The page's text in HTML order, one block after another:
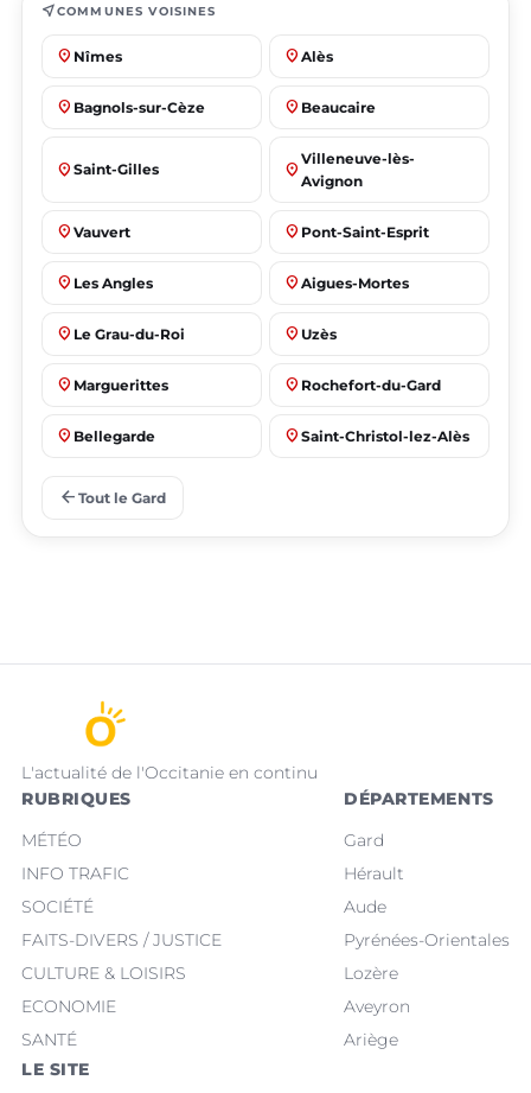
near_meCOMMUNES VOISINES
place Nîmes place Alès
place Bagnols-sur-Cèze place Beaucaire
place Saint-Gilles place
Villeneuve-lès-
Avignon
place Vauvert place Pont-Saint-Esprit
place Les Angles place Aigues-Mortes
place Le Grau-du-Roi place Uzès
place Marguerittes place Rochefort-du-Gard
place Bellegarde place Saint-Christol-lez-Alès
place
arrow_back Tout le Gard
L'actualité de l'Occitanie en continu
RUBRIQUES
MÉTÉO
INFO TRAFIC
SOCIÉTÉ
FAITS-DIVERS / JUSTICE
CULTURE & LOISIRS
ECONOMIE
SANTÉ
DÉPARTEMENTS
Gard
Hérault
Aude
Pyrénées-Orientales
Lozère
Aveyron
Ariège
LE SITE